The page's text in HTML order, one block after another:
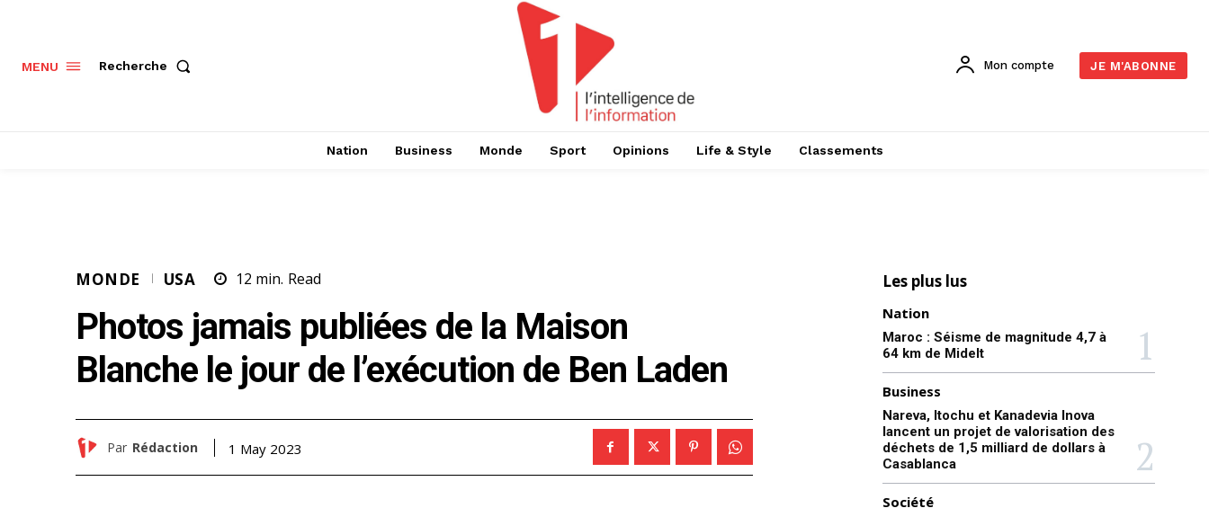
MENU Recherche Mon compte JE M'ABONNE
Nation Business Monde Sport Opinions Life & Style Classements
MONDE USA 12 min. Read
Photos jamais publiées de la Maison
Blanche le jour de l’exécution de Ben Laden
Par Rédaction 1 May 2023
Les plus lus
Nation
Maroc : Séisme de magnitude 4,7 à
64 km de Midelt
Business
Nareva, Itochu et Kanadevia Inova
lancent un projet de valorisation des
déchets de 1,5 milliard de dollars à
Casablanca
Société